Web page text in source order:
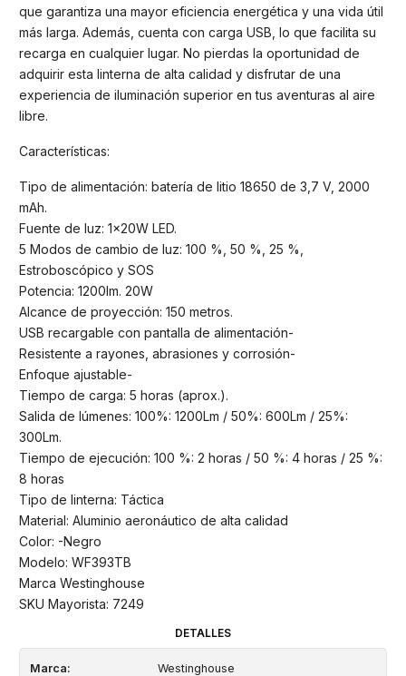
que garantiza una mayor eficiencia energética y una vida útil
más larga. Además, cuenta con carga USB, lo que facilita su
recarga en cualquier lugar. No pierdas la oportunidad de
adquirir esta linterna de alta calidad y disfrutar de una
experiencia de iluminación superior en tus aventuras al aire
libre.
Características:
Tipo de alimentación: batería de litio 18650 de 3,7 V, 2000
mAh.
Fuente de luz: 1x20W LED.
5 Modos de cambio de luz: 100 %, 50 %, 25 %,
Estroboscópico y SOS
Potencia: 1200lm. 20W
Alcance de proyección: 150 metros.
USB recargable con pantalla de alimentación-
Resistente a rayones, abrasiones y corrosión-
Enfoque ajustable-
Tiempo de carga: 5 horas (aprox.).
Salida de lúmenes: 100%: 1200Lm / 50%: 600Lm / 25%:
300Lm.
Tiempo de ejecución: 100 %: 2 horas / 50 %: 4 horas / 25 %:
8 horas
Tipo de linterna: Táctica
Material: Aluminio aeronáutico de alta calidad
Color: -Negro
Modelo: WF393TB
Marca Westinghouse
SKU Mayorista: 7249
DETALLES
Marca: Westinghouse